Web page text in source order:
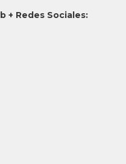
+ Redes Sociales: